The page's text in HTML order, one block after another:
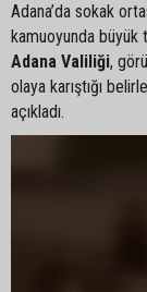
Adana’da sokak
kamuoyunda büyük
Adana Valiliği,
olaya karıştığı
açıkladı.